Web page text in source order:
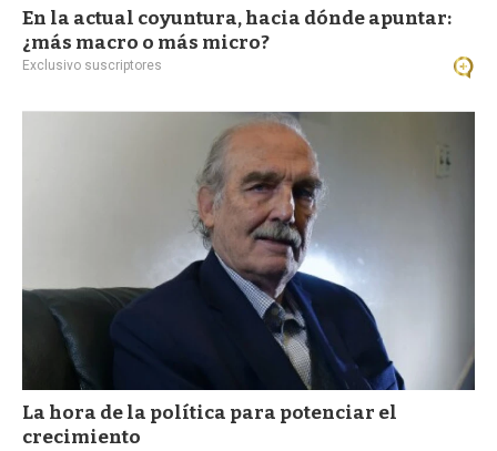
En la actual coyuntura, hacia dónde apuntar:
¿más macro o más micro?
Exclusivo suscriptores
La hora de la política para potenciar el
crecimiento